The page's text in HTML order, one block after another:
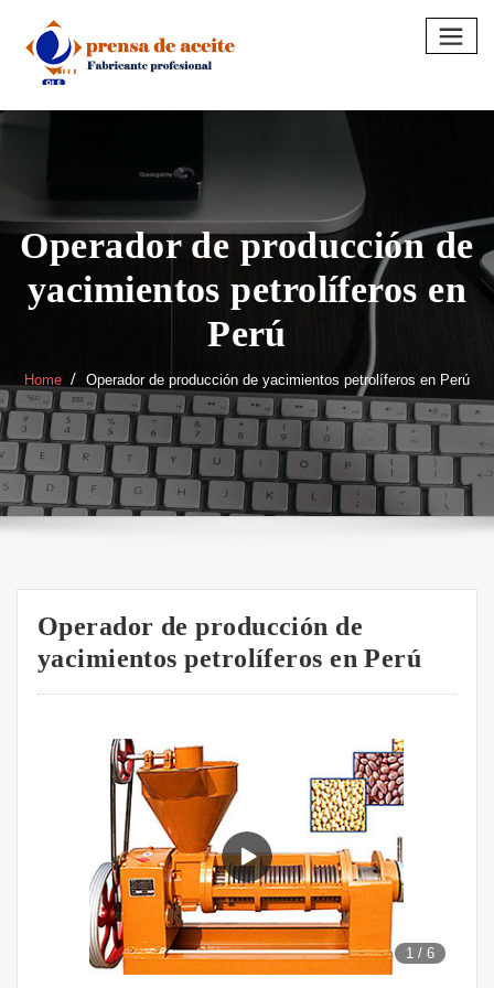
content
Operador de producción de
yacimientos petrolíferos en
Perú
Home Operador de producción de yacimientos petrolíferos en Perú
Operador de producción de
yacimientos petrolíferos en Perú
1 /6